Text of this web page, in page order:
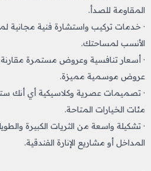
المقاومة للصدأ.
· خدمات تركيب واستشارة فنية مجانية
الأنسب لمساحتك.
· أسعار تنافسية وعروض مستمرة مقارنة
عروض موسمية مميزة.
· تصميمات عصرية وكلاسيكية أي أنك
مئات الخيارات المتاحة.
· تشكيلة واسعة من الثريات الكبيرة
المداخل أو مشاريع الإنارة الفندقية.